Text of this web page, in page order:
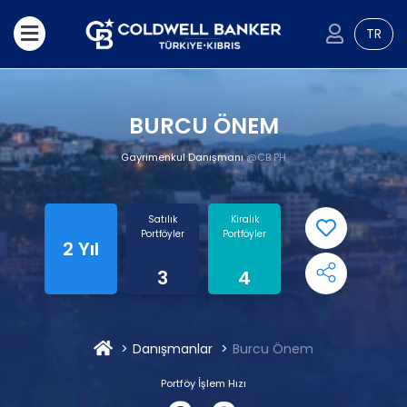
TR
BURCU ÖNEM
Gayrimenkul Danışmanı@CB PH
2 Yıl
Satılık
Portföyler
3
Kiralık
Portföyler
4
Danışmanlar Burcu Önem
Portföy İşlem Hızı